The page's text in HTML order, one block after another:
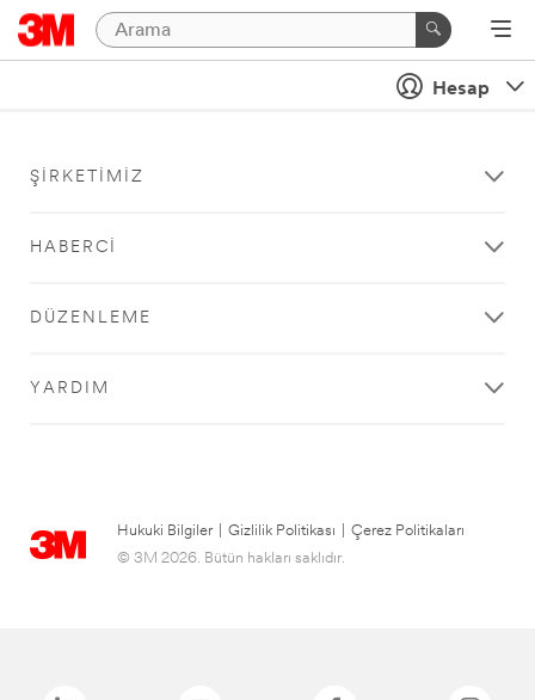
Hesap
ŞIRKETIMIZ
HABERCI
DÜZENLEME
YARDIM
Hukuki Bilgiler Gizlilik Politikası
Çerez Politikaları
© 3M 2026. Bütün hakları saklıdır.